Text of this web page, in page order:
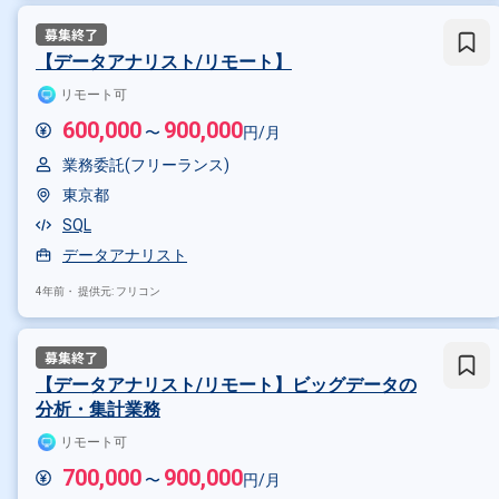
【データアナリスト/リモート】
リモート可
600,000 〜 900,000円/月
業務委託(フリーランス)
東京都
SQL
データアナリスト
4年前・ 提供元: フリコン
【データアナリスト/リモート】ビッグデータの
分析・集計業務
リモート可
700,000 〜 900,000円/月
その他開発言語・スキルから探す
その他の職種から探す